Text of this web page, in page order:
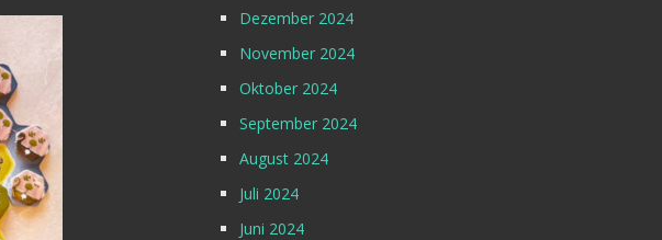
Dezember 2024
November 2024
Oktober 2024
September 2024
August 2024
Juli 2024
Juni 2024